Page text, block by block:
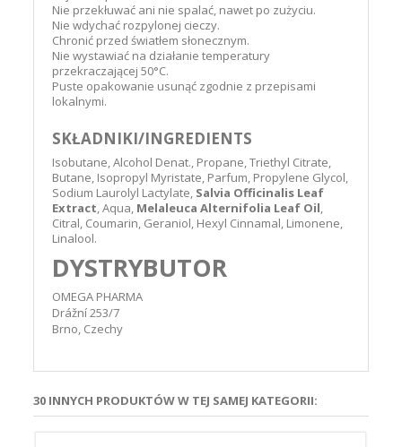
Nie przekłuwać ani nie spalać, nawet po zużyciu.
Nie wdychać rozpylonej cieczy.
Chronić przed światłem słonecznym.
Nie wystawiać na działanie temperatury
przekraczającej 50°C.
Puste opakowanie usunąć zgodnie z przepisami
lokalnymi.
SKŁADNIKI/INGREDIENTS
Isobutane, Alcohol Denat., Propane, Triethyl Citrate,
Butane, Isopropyl Myristate, Parfum, Propylene Glycol,
Sodium Laurolyl Lactylate, Salvia Officinalis Leaf
Extract, Aqua, Melaleuca Alternifolia Leaf Oil,
Citral, Coumarin, Geraniol, Hexyl Cinnamal, Limonene,
Linalool.
DYSTRYBUTOR
OMEGA PHARMA
Drážní 253/7
Brno, Czechy
30 INNYCH PRODUKTÓW W TEJ SAMEJ KATEGORII: